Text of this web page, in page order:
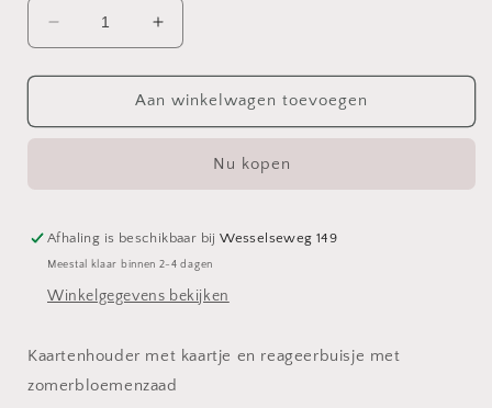
Aantal
verlagen
voor
Reageerbuisje
bloemenzaad
Aantal
verhogen
voor
Reageerbuisje
bloemenzaad
Aan winkelwagen toevoegen
Nu kopen
Afhaling is beschikbaar bijWesselseweg 149
Meestal klaar binnen 2-4 dagen
Winkelgegevens bekijken
Kaartenhouder met kaartje en reageerbuisje met
zomerbloemenzaad